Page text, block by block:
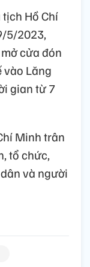
tịch Hồ Chí
5/2023,
cửa đón
vào Lăng
gian từ 7
Minh trân
tổ chức,
và người